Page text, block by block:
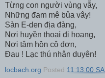
Từng con người vùng vẫy,
Những đam mê bủa vây!
Sàn E-den địa đàng,
Nơi huyền thoại đi hoang,
Nơi tâm hồn cô đơn,
Đau ! Lạc thú nhân duyên!
locbach.org Posted 11:13:00 SA